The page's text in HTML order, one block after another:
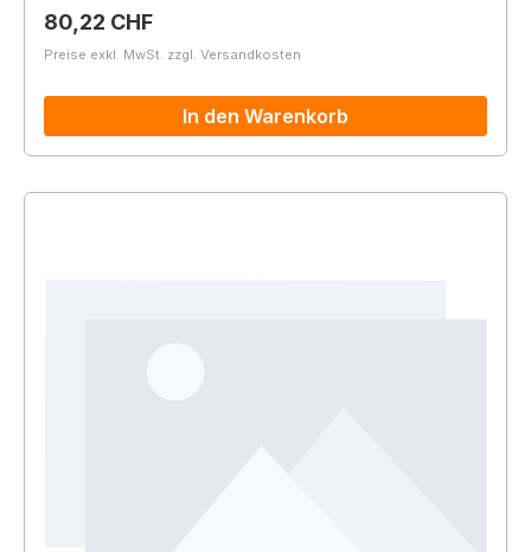
Regulärer Preis:
80,22 CHF
Preise exkl. MwSt. zzgl. Versandkosten
In den Warenkorb